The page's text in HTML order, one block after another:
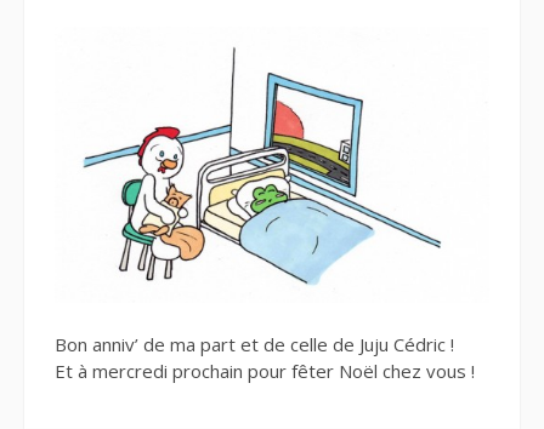
Bon anniv’ de ma part et de celle de Juju Cédric !
Et à mercredi prochain pour fêter Noël chez vous !